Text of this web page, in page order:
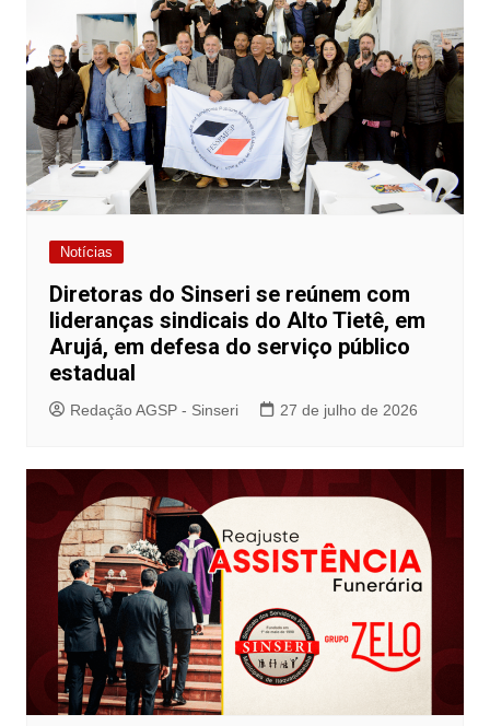
Notícias
Diretoras do Sinseri se reúnem com
lideranças sindicais do Alto Tietê, em
Arujá, em defesa do serviço público
estadual
Redação AGSP - Sinseri 27 de julho de 2026